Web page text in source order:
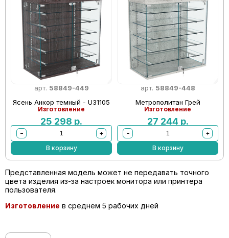
арт. 58849-449
Ясень Анкор темный - U31105
Изготовление
25 298 р.
−
+
В корзину
арт. 58849-448
Метрополитан Грей
Изготовление
27 244 р.
−
+
В корзину
Представленная модель может не передавать точного
цвета изделия из-за настроек монитора или принтера
пользователя.
Изготовление в среднем 5 рабочих дней